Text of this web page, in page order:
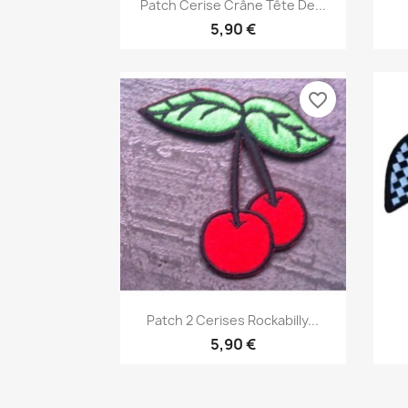
Patch Cerise Crâne Tête De...
5,90 €
Aperçu rapide
Patch 2 Cerises Rockabilly...
5,90 €
favorite_border